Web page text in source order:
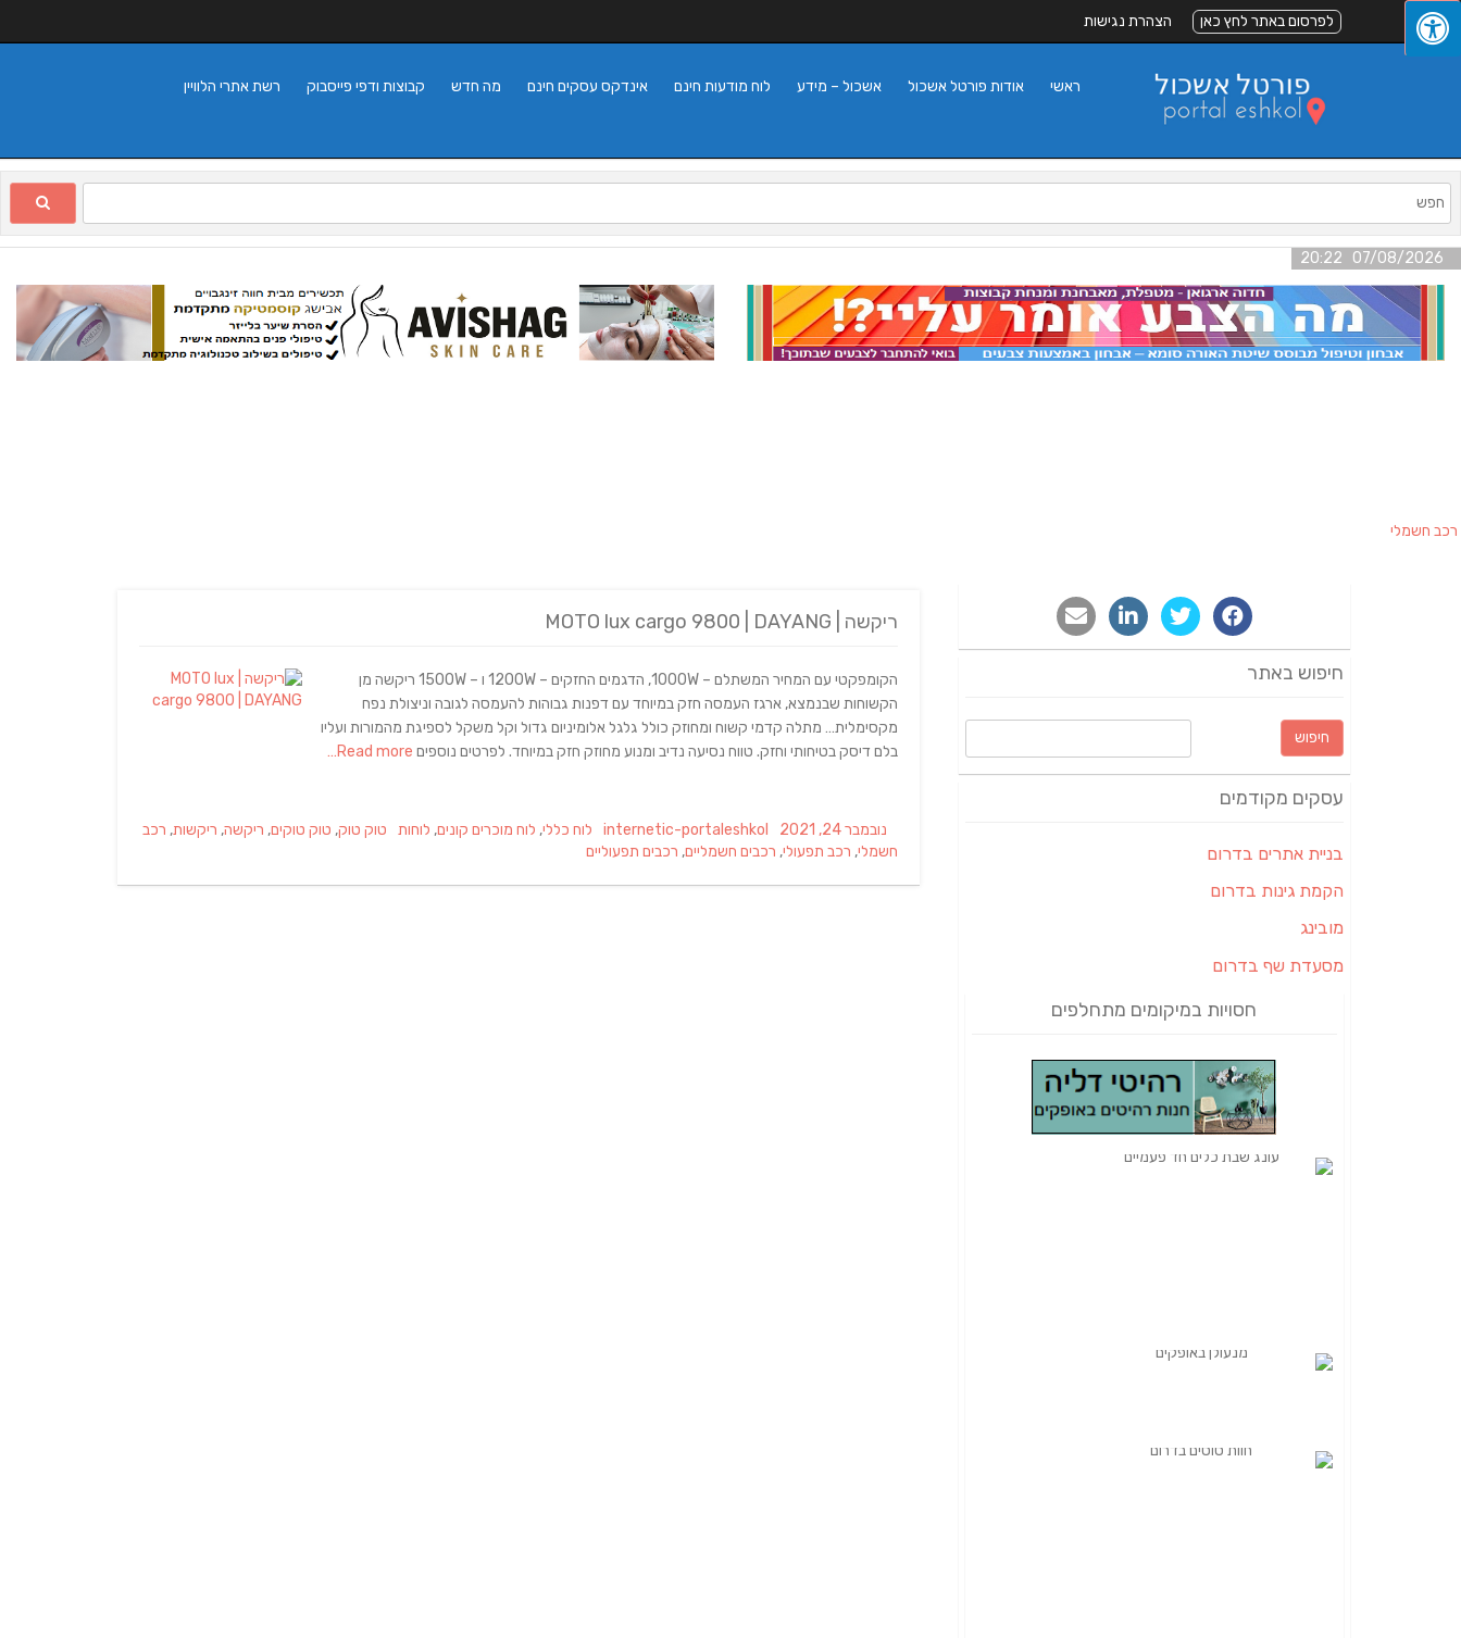
לפרסום באתר לחץ כאן הצהרת נגישות
רשת אתרי הלוויין קבוצות ודפי פייסבוק מה חדש אינדקס עסקים חינם לוח מודעות חינם אשכול – מידע אודות פורטל אשכול ראשי
07/08/2026 20:22
רכב חשמלי
ריקשה | MOTO lux cargo 9800 | DAYANG
הקומפקטי עם המחיר המשתלם – 1000W, הדגמים החזקים – 1200W ו – 1500W ריקשה מן
הקשוחות שבנמצא, ארגז העמסה חזק במיוחד עם דפנות גבוהות להעמסה לגובה וניצולת נפח
מקסימלית… מתלה קדמי קשוח ומחוזק כולל גלגל אלומיניום גדול וקל משקל לספיגת מהמורות ועליו
בלם דיסק בטיחותי וחזק. טווח נסיעה נדיב ומנוע מחוזק חזק במיוחד. לפרטים נוספים
Posted
on
נובמבר 24, 2021 Author
internetic-portaleshkol
Categories
לוח כללי, לוח מוכרים קונים, לוחות Tags
טוק טוק, טוק טוקים, ריקשה, ריקשות, רכב
חשמלי, רכב תפעולי, רכבים חשמליים, רכבים תפעוליים
חיפוש באתר
חיפוש:
עסקים מקודמים
בניית אתרים בדרום
הקמת גינות בדרום
מובינג
מסעדת שף בדרום
חסויות במיקומים מתחלפים